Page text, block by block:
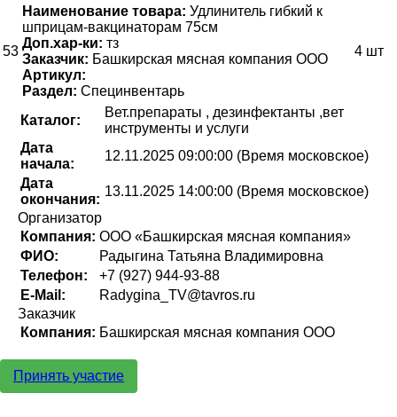
53
Наименование товара: Удлинитель гибкий к
шприцам-вакцинаторам 75см
Доп.хар-ки: тз
Заказчик: Башкирская мясная компания ООО
Артикул:
Раздел: Специнвентарь
4 шт
Каталог:
Вет.препараты , дезинфектанты ,вет
инструменты и услуги
Дата
начала:
12.11.2025 09:00:00 (Время московское)
Дата
окончания:
13.11.2025 14:00:00 (Время московское)
Организатор
Компания: ООО «Башкирская мясная компания»
ФИО:
Радыгина Татьяна Владимировна
Телефон:
+7 (927) 944-93-88
E-Mail:
Radygina_TV@tavros.ru
Заказчик
Компания: Башкирская мясная компания ООО
Принять участие